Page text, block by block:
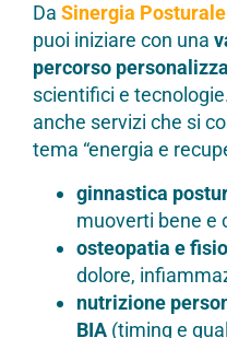
Da Sinergia Posturale
puoi iniziare con una
percorso
scientifici e
anche servizi che si
tema “energia e
ginnastica
muoverti bene e
osteopatia e
dolore,
nutrizione
BIA (timing e